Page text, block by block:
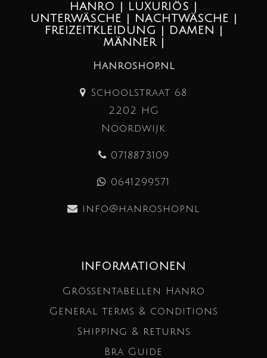
HANRO | LUXURIÖS |
UNTERWÄSCHE | NACHTWÄSCHE |
FREIZEITKLEIDUNG | DAMEN |
MÄNNER |
Hanroshop.nl
Schoolstraat 68
2202 HG
Noordwijk
0718873109
0641299571
info@hanroshop.nl
INFORMATIONEN
Größentabellen Hanro
General terms & conditions
Shipping & returns
Bra Guide